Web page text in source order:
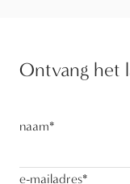
Ontvang het
naam*
e-mailadres*